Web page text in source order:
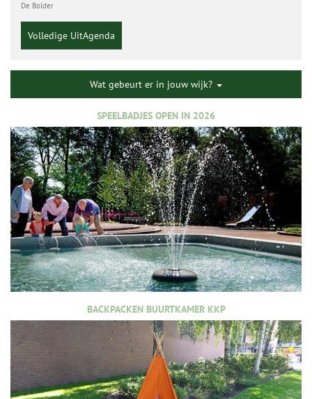
De Bolder
Volledige UitAgenda
Wat gebeurt er in jouw wijk?
SPEELBADJES OPEN IN 2026
BACKPACKEN BUURTKAMER KKP